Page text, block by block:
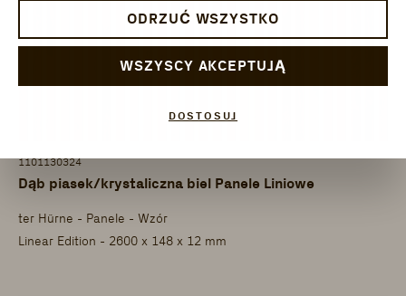
1101130324
Dąb piasek/krystaliczna biel Panele Liniowe
ter Hürne - Panele - Wzór
Linear Edition - 2600 x 148 x 12 mm
ODRZUĆ WSZYSTKO
WSZYSCY AKCEPTUJĄ
DOSTOSUJ